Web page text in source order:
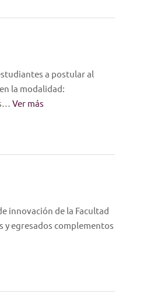
a postular al
la modalidad:
Ver más
innovación de la Facultad
y egresados complementos